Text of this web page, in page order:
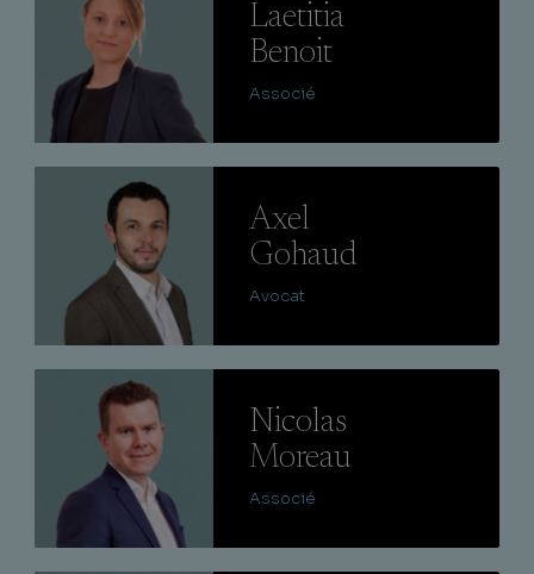
Laetitia
Benoit
Associé
Axel
Gohaud
Avocat
Nicolas
Moreau
Associé